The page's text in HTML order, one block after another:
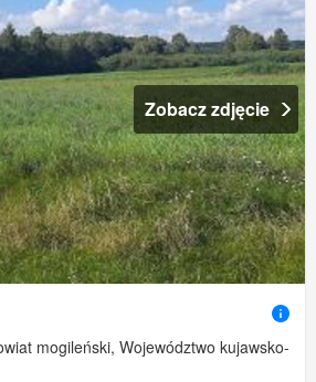
Zobacz zdjęcie
mogileński, Województwo kujawsko-